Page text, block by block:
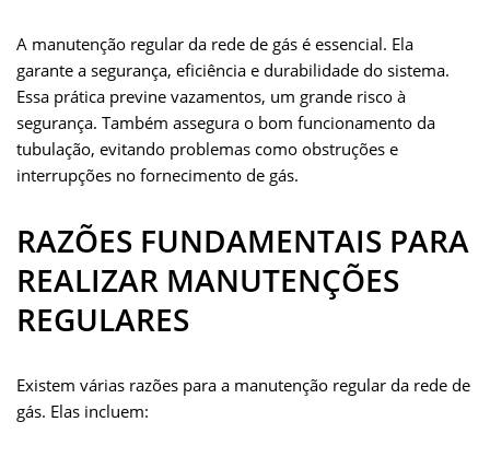
A manutenção regular da rede de gás é essencial. Ela
garante a segurança, eficiência e durabilidade do sistema.
Essa prática previne vazamentos, um grande risco à
segurança. Também assegura o bom funcionamento da
tubulação, evitando problemas como obstruções e
interrupções no fornecimento de gás.
RAZÕES FUNDAMENTAIS PARA
REALIZAR MANUTENÇÕES
REGULARES
Existem várias razões para a manutenção regular da rede de
gás. Elas incluem: